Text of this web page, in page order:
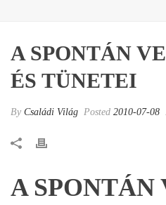
A SPONTÁN
ÉS TÜNETEI
By Családi Világ Posted 2010-07-08
A SPONTÁN